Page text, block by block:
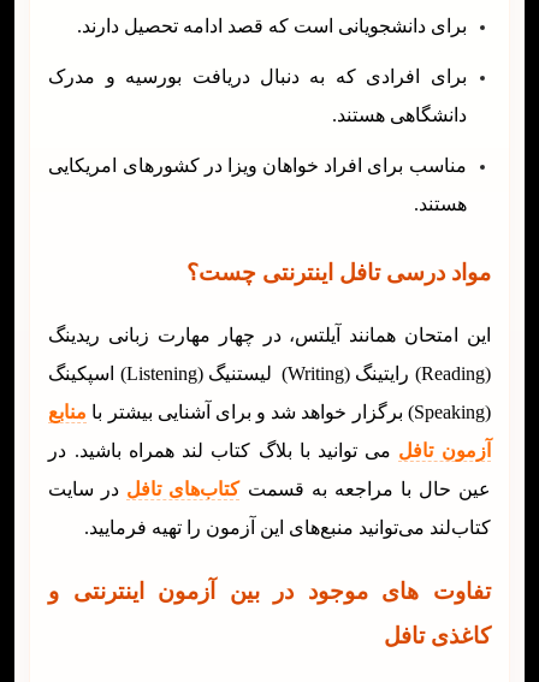
برای دانشجویانی است که قصد ادامه تحصیل دارند.
برای افرادی که به دنبال دریافت بورسیه و مدرک
دانشگاهی هستند.
مناسب برای افراد خواهان ویزا در کشورهای امریکایی
هستند.
مواد درسی تافل اینترنتی چست؟
این امتحان همانند آیلتس، در چهار مهارت زبانی ریدینگ
(Reading) رایتینگ (Writing) لیستنیگ (Listening) اسپکینگ
(Speaking) برگزار خواهد شد و برای آشنایی بیشتر با
منابع
آزمون تافل می توانید با بلاگ کتاب لند همراه باشید. در
عین حال با مراجعه به قسمت کتاب‌های تافل در سایت
کتاب‌لند می‌توانید منبع‌های این آزمون را تهیه فرمایید.
تفاوت های موجود در بین آزمون اینترنتی و
کاغذی تافل